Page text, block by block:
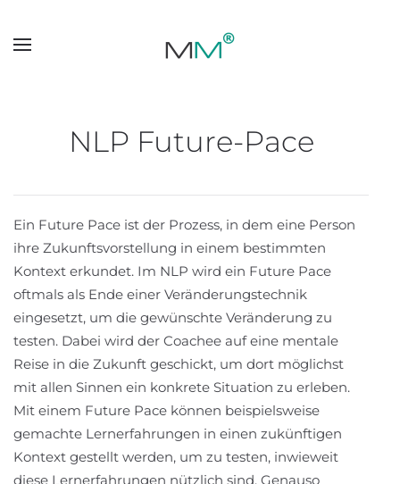
Skip to main content
NLP Future-Pace
Ein Future Pace ist der Prozess, in dem eine Person
ihre Zukunftsvorstellung in einem bestimmten
Kontext erkundet. Im NLP wird ein Future Pace
oftmals als Ende einer Veränderungstechnik
eingesetzt, um die gewünschte Veränderung zu
testen. Dabei wird der Coachee auf eine mentale
Reise in die Zukunft geschickt, um dort möglichst
mit allen Sinnen ein konkrete Situation zu erleben.
Mit einem Future Pace können beispielsweise
gemachte Lernerfahrungen in einen zukünftigen
Kontext gestellt werden, um zu testen, inwieweit
diese Lernerfahrungen nützlich sind. Genauso